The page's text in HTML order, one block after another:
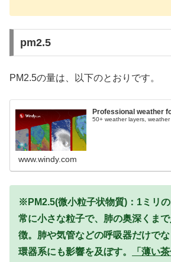
pm2.5
PM2.5の量は、以下のとおりです。
Professional weather
50+ weather layers,
www.windy.com
※PM2.5(微小粒子状物質)：1ミリ
常に小さな粒子で、肺の奥深くま
徴。肺や気管などの呼吸器だけで
環器系にも影響を及ぼす。
「薄い